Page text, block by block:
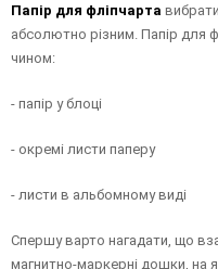
Папір для фліпчарта
абсолютно різним. Папір для
чином:
- папір у блоці
- окремі листи паперу
- листи в альбомному виді
Спершу варто нагадати, що
магнитно-маркерні дошки, на